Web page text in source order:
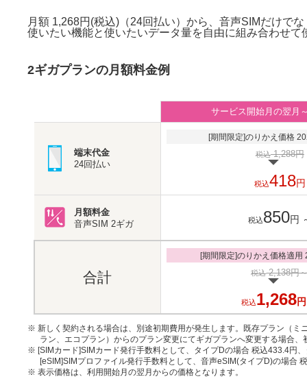
月額 1,268円(税込)（24回払い）から、音声SIMだけで
使いたい機能と使いたいデータ量を自由に組み合わせて
2ギガプランの月額料金例
サービス開始月の翌月
端末代金
24回払い
[期間限定]のりかえ価格
税込1,288円
税込418円
月額料金
音声SIM 2ギガ 税込850円
合計
[期間限定]のりかえ価格適用
税込2,138円
税込1,268円
※ 新しく契約される場合は、別途初期費用が発生します。既存プラン（
ラン、エコプラン）からのプラン変更にてギガプランへ変更する場合、
※ [SIMカード]SIMカード発行手数料として、タイプDの場合 税込433.4円
[eSIM]SIMプロファイル発行手数料として、音声eSIM(タイプD)の場合
※ 表示価格は、利用開始月の翌月からの価格となります。